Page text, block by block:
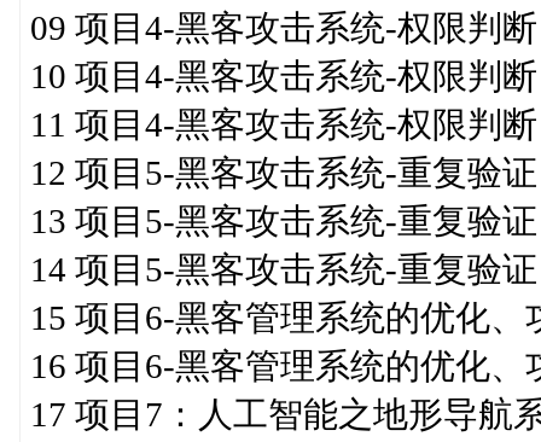
09 项目4-黑客攻击系统-权限判
10 项目4-黑客攻击系统-权限判
11 项目4-黑客攻击系统-权限判
12 项目5-黑客攻击系统-重复验
13 项目5-黑客攻击系统-重复验
14 项目5-黑客攻击系统-重复验
15 项目6-黑客管理系统的优化、
16 项目6-黑客管理系统的优化、
17 项目7：人工智能之地形导航